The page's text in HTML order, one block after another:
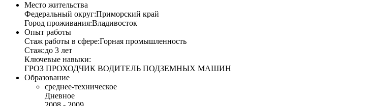
Место жительства
Федеральный округ:Приморский край
Город проживания:Владивосток
Опыт работы
Стаж работы в сфере:Горная промышленность
Стаж:до 3 лет
Ключевые навыки:
ГРОЗ ПРОХОДЧИК ВОДИТЕЛЬ ПОДЗЕМНЫХ МАШИН
Образование
среднее-техническое
Дневное